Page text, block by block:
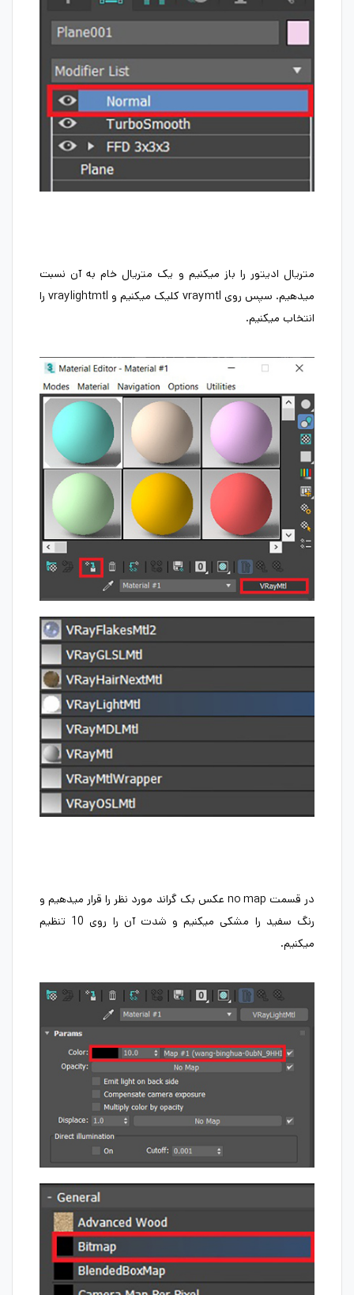
متریال ادیتور را باز میکنیم و یک متریال خام به آن نسبت
میدهیم. سپس روی vraymtl کلیک میکنیم و vraylightmtl را
انتخاب میکنیم.
در قسمت no map عکس بک گراند مورد نظر را قرار میدهیم و
رنگ سفید را مشکی میکنیم و شدت آن را روی 10 تنظیم
میکنیم.